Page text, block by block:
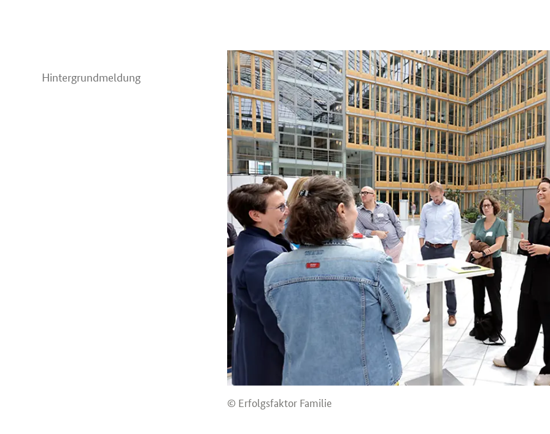
Hintergrundmeldung
© Erfolgsfaktor Familie